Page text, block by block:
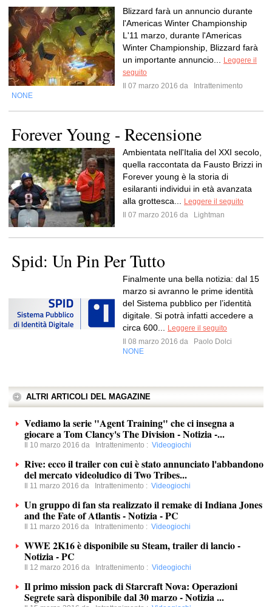
Blizzard farà un annuncio durante
l'Americas Winter Championship
L'11 marzo, durante l'Americas
Winter Championship, Blizzard farà
un importante annuncio...
Leggere il
seguito
Il 07 marzo 2016 da
Intrattenimento
NONE
Forever Young - Recensione
Ambientata nell'Italia del XXI secolo,
quella raccontata da Fausto Brizzi in
Forever young è la storia di
esilaranti individui in età avanzata
alla grottesca...
Leggere il seguito
Il 07 marzo 2016 da
Lightman
Spid: Un Pin Per Tutto
Finalmente una bella notizia: dal 15
marzo si avranno le prime identità
del Sistema pubblico per l’identità
digitale. Si potrà infatti accedere a
circa 600...
Leggere il seguito
Il 08 marzo 2016 da
Paolo Dolci
NONE
ALTRI ARTICOLI DEL MAGAZINE
Vediamo la serie "Agent Training" che ci insegna a
giocare a Tom Clancy's The Division - Notizia -...
Il 10 marzo 2016 da Intrattenimento : Videogiochi
Rive: ecco il trailer con cui è stato annunciato l'abbandono
del mercato videoludico di Two Tribes...
Il 11 marzo 2016 da Intrattenimento : Videogiochi
Un gruppo di fan sta realizzato il remake di Indiana Jones
and the Fate of Atlantis - Notizia - PC
Il 11 marzo 2016 da Intrattenimento : Videogiochi
WWE 2K16 è disponibile su Steam, trailer di lancio -
Notizia - PC
Il 12 marzo 2016 da Intrattenimento : Videogiochi
Il primo mission pack di Starcraft Nova: Operazioni
Segrete sarà disponibile dal 30 marzo - Notizia ...